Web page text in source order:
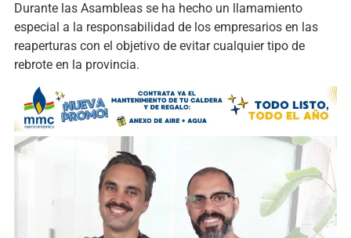
Durante las Asambleas se ha hecho un llamamiento
especial a la responsabilidad de los empresarios en las
reaperturas con el objetivo de evitar cualquier tipo de
rebrote en la provincia.